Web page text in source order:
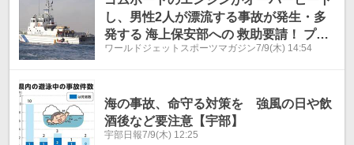
し、男性2人が漂流する事故が発生・多
発する 海上保安部への 救助要請！ プレ
ジャーボートの事故原因は、大半が「運
ワールドジェットスポーツマガジン7/9(木) 14:54
海の事故、命守る対策を 強風の日や飲
酒後など要注意【宇部】
宇部日報7/9(木) 12:25